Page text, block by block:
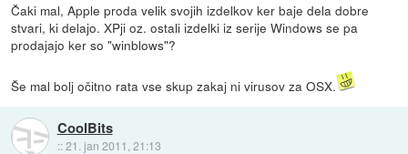
Čaki mal, Apple proda velik svojih izdelkov ker baje dela dobre
stvari, ki delajo. XPji oz. ostali izdelki iz serije Windows se pa
prodajajo ker so "winblows"?
Še mal bolj očitno rata vse skup zakaj ni virusov za OSX.
CoolBits
::21. jan 2011, 21:13